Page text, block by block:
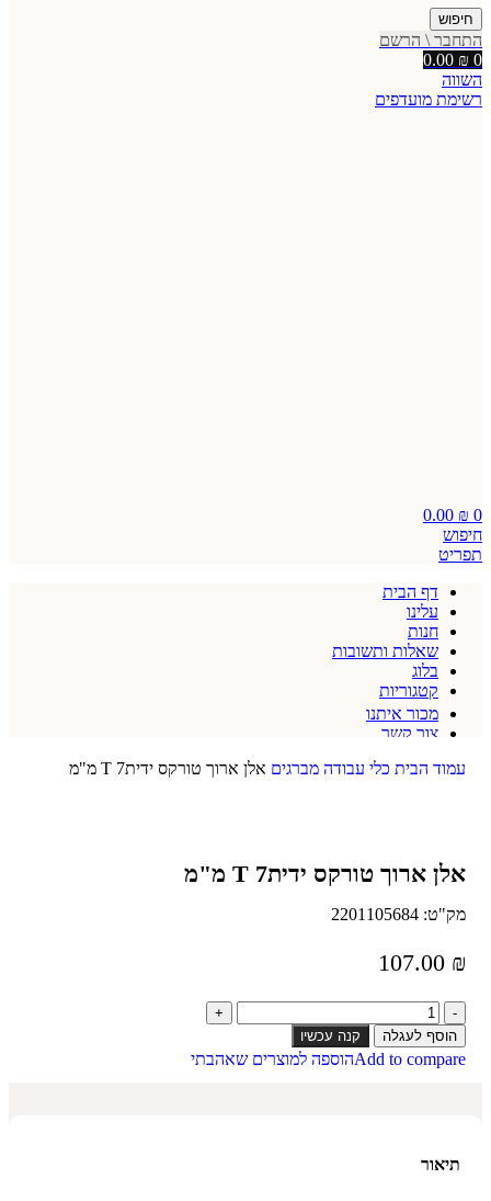
חיפוש
התחבר \ הרשם
0
0.00 ₪
השווה
רשימת מועדפים
0
0.00 ₪
חיפוש
תפריט
דף הבית
עלינו
חנות
שאלות ותשובות
בלוג
קטגוריות
מכור איתנו
צור קשר
עמוד הבית כלי עבודה מברגים אלן ארוך טורקס ידיתT 7 מ"מ
אלן ארוך טורקס ידיתT 7 מ"מ
מק"ט: 2201105684
107.00 ₪
הוסף לעגלה קנה עכשיו
Add to compareהוספה למוצרים שאהבתי
תיאור